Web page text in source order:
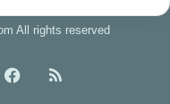
All rights reserved
خوراک